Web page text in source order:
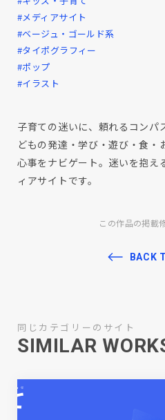
#メディアサイト
#ベージュ・ゴールド系
#タイポグラフィー
#ポップ
#イラスト
子育ての迷いに、頼れるコンパ
どもの発達・学び・遊び・食
心事をナビゲート。迷いを抱え
ィアサイトです。
この作品の掲載
BACK
同じカテゴリーのサイト
SIMILAR